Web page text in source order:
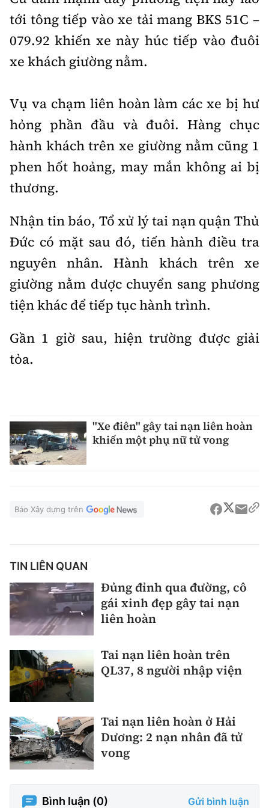
tới tông tiếp vào xe tải mang BKS 51C –
079.92 khiến xe này húc tiếp vào đuôi
xe khách giường nằm.
Vụ va chạm liên hoàn làm các xe bị hư
hỏng phần đầu và đuôi. Hàng chục
hành khách trên xe giường nằm cũng 1
phen hốt hoảng, may mắn không ai bị
thương.
Nhận tin báo, Tổ xử lý tai nạn quận Thủ
Đức có mặt sau đó, tiến hành điều tra
nguyên nhân. Hành khách trên xe
giường nằm được chuyển sang phương
tiện khác để tiếp tục hành trình.
Gần 1 giờ sau, hiện trường được giải
tỏa.
"Xe điên" gây tai nạn liên hoàn
khiến một phụ nữ tử vong
Báo Xây dựng trên
TIN LIÊN QUAN
Đủng đỉnh qua đường, cô
gái xinh đẹp gây tai nạn
liên hoàn
Tai nạn liên hoàn trên
QL37, 8 người nhập viện
Tai nạn liên hoàn ở Hải
Dương: 2 nạn nhân đã tử
vong
Bình luận (0) Gửi bình luận